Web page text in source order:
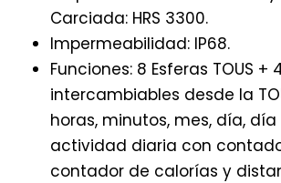
Carciada: HRS 3300.
Impermeabilidad: IP68.
Funciones: 8 Esferas TOUS +
intercambiables desde la
horas, minutos, mes, día,
actividad diaria con
contador de calorías y